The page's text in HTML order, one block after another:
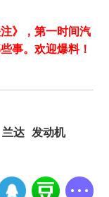
》，第一时间汽
事。欢迎爆料！
兰达
发动机